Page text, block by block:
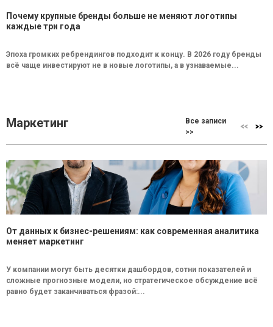
Почему крупные бренды больше не меняют логотипы
каждые три года
Эпоха громких ребрендингов подходит к концу. В 2026 году бренды
всё чаще инвестируют не в новые логотипы, а в узнаваемые...
Маркетинг
Все записи
>>
От данных к бизнес-решениям: как современная аналитика
меняет маркетинг
У компании могут быть десятки дашбордов, сотни показателей и
сложные прогнозные модели, но стратегическое обсуждение всё
равно будет заканчиваться фразой:...